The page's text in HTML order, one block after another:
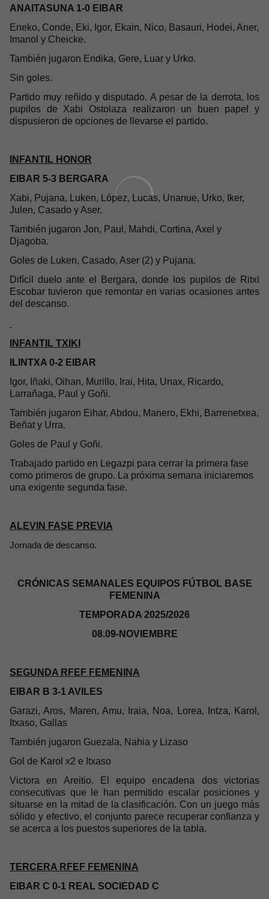
ANAITASUNA 1-0 EIBAR
Eneko, Conde, Eki, Igor, Ekain, Nico, Basauri, Hodei, Aner,
Imanol y Cheicke.
También jugaron Endika, Gere, Luar y Urko.
Sin goles.
Partido muy reñido y disputado. A pesar de la derrota, los
pupilos de Xabi Ostolaza realizaron un buen papel y
dispusieron de opciones de llevarse el partido.
INFANTIL HONOR
EIBAR 5-3 BERGARA
Xabi, Pujana, Luken, López, Lucas, Unanue, Urko, Iker,
Julen, Casado y Aser.
También jugaron Jon, Paul, Mahdi, Cortina, Axel y
Djagoba.
Goles de Luken, Casado, Aser (2) y Pujana.
Difícil duelo ante el Bergara, donde los pupilos de Ritxi
Escobar tuvieron que remontar en varias ocasiones antes
del descanso.
INFANTIL TXIKI
ILINTXA 0-2 EIBAR
Igor, Iñaki, Oihan, Murillo, Irai, Hita, Unax, Ricardo,
Larrañaga, Paul y Goñi.
También jugaron Eihar, Abdou, Manero, Ekhi, Barrenetxea,
Beñat y Urra.
Goles de Paul y Goñi.
Trabajado partido en Legazpi para cerrar la primera fase
como primeros de grupo. La próxima semana iniciaremos
una exigente segunda fase.
ALEVIN FASE PREVIA
Jornada de descanso.
CRÓNICAS SEMANALES EQUIPOS FÚTBOL BASE
FEMENINA
TEMPORADA 2025/2026
08.09-NOVIEMBRE
SEGUNDA RFEF FEMENINA
EIBAR B 3-1 AVILES
Garazi, Aros, Maren, Amu, Iraia, Noa, Lorea, Intza, Karol,
Itxaso, Gallas
También jugaron Guezala, Nahia y Lizaso
Gol de Karol x2 e Itxaso
Victora en Areitio. El equipo encadena dos victorias
consecutivas que le han permitido escalar posiciones y
situarse en la mitad de la clasificación. Con un juego más
sólido y efectivo, el conjunto parece recuperar confianza y
se acerca a los puestos superiores de la tabla.
TERCERA RFEF FEMENINA
EIBAR C 0-1 REAL SOCIEDAD C